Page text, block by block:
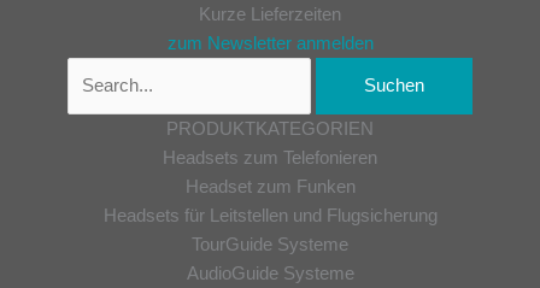
Kurze Lieferzeiten
zum Newsletter anmelden
PRODUKTKATEGORIEN
Headsets zum Telefonieren
Headset zum Funken
Headsets für Leitstellen und Flugsicherung
TourGuide Systeme
AudioGuide Systeme